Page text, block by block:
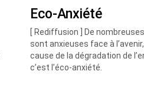
Eco-Anxiété
[ Rediffusion ] De
sont anxieuses face à
cause de la dégradation de
c’est l’éco-anxiété.